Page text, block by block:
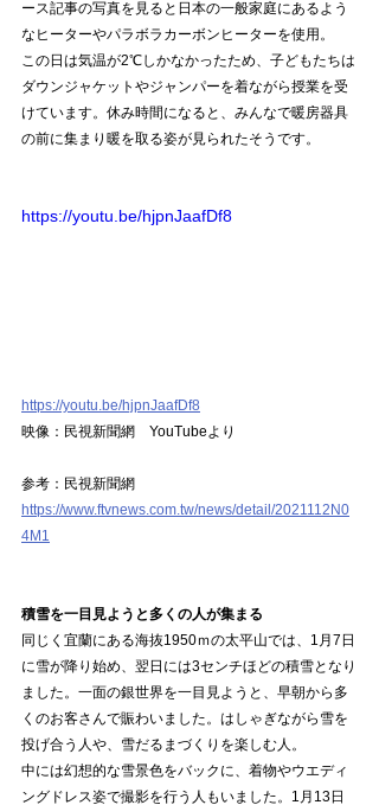
ース記事の写真を見ると日本の一般家庭にあるよう
なヒーターやパラボラカーボンヒーターを使用。
この日は気温が2℃しかなかったため、子どもたちは
ダウンジャケットやジャンパーを着ながら授業を受
けています。休み時間になると、みんなで暖房器具
の前に集まり暖を取る姿が見られたそうです。
https://youtu.be/hjpnJaafDf8
https://youtu.be/hjpnJaafDf8
映像：民視新聞網　YouTubeより
参考：民視新聞網
https://www.ftvnews.com.tw/news/detail/2021112N0
4M1
積雪を一目見ようと多くの人が集まる
同じく宜蘭にある海抜1950ｍの太平山では、1月7日
に雪が降り始め、翌日には3センチほどの積雪となり
ました。一面の銀世界を一目見ようと、早朝から多
くのお客さんで賑わいました。はしゃぎながら雪を
投げ合う人や、雪だるまづくりを楽しむ人。
中には幻想的な雪景色をバックに、着物やウエディ
ングドレス姿で撮影を行う人もいました。1月13日